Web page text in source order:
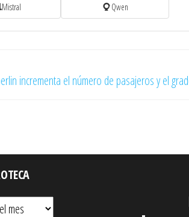
Mistral Qwen
incrementa el número de pasajeros y el